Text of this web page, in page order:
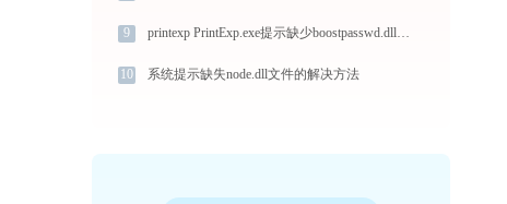
9 printexp PrintExp.exe提示缺少boostpasswd.dll文件的解决办法
10 系统提示缺失node.dll文件的解决方法